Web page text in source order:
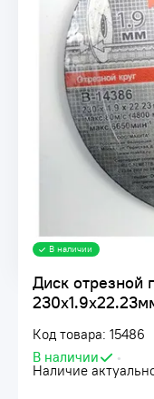
Диск отрезной
Код товара: 15486
В наличии
•
Наличие
В наличии